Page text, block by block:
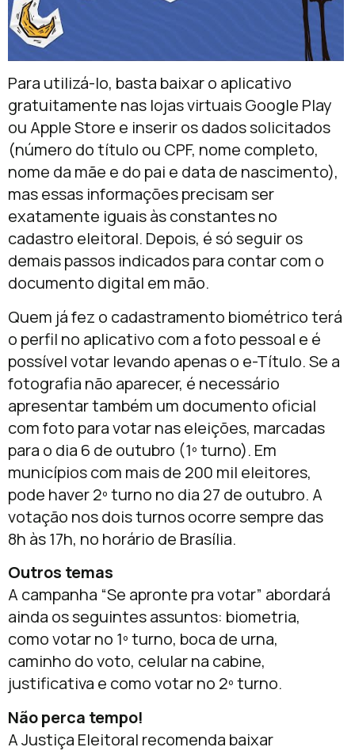
Para utilizá-lo, basta baixar o aplicativo
gratuitamente nas lojas virtuais Google Play
ou Apple Store e inserir os dados solicitados
(número do título ou CPF, nome completo,
nome da mãe e do pai e data de nascimento),
mas essas informações precisam ser
exatamente iguais às constantes no
cadastro eleitoral. Depois, é só seguir os
demais passos indicados para contar com o
documento digital em mão.
Quem já fez o cadastramento biométrico terá
o perfil no aplicativo com a foto pessoal e é
possível votar levando apenas o e-Título. Se a
fotografia não aparecer, é necessário
apresentar também um documento oficial
com foto para votar nas eleições, marcadas
para o dia 6 de outubro (1º turno). Em
municípios com mais de 200 mil eleitores,
pode haver 2º turno no dia 27 de outubro. A
votação nos dois turnos ocorre sempre das
8h às 17h, no horário de Brasília.
Outros temas
A campanha “Se apronte pra votar” abordará
ainda os seguintes assuntos: biometria,
como votar no 1º turno, boca de urna,
caminho do voto, celular na cabine,
justificativa e como votar no 2º turno.
Não perca tempo!
A Justiça Eleitoral recomenda baixar